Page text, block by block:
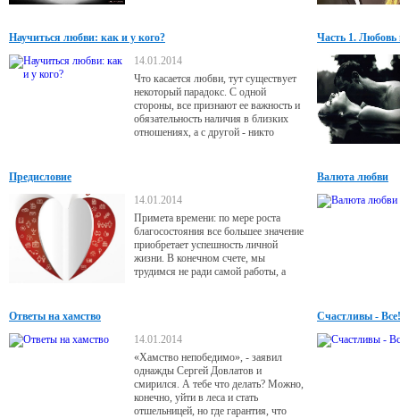
Научиться любви: как и у кого?
14.01.2014
Что касается любви, тут существует
некоторый парадокс. С одной
стороны, все признают ее важность и
обязательность наличия в близких
отношениях, а с другой - никто
Часть 1.
Предисловие
14.01.2014
Примета времени: по мере роста
благосостояния все большее значение
приобретает успешность личной
жизни. В конечном счете, мы
трудимся не ради самой работы, а
останемся функциональной единицей,
больной трудоголизмом.
Валюта любви
Ответы на хамство
14.01.2014
«Хамство непобедимо», - заявил
однажды Сергей Довлатов и
смирился. А тебе что делать? Можно,
конечно, уйти в леса и стать
отшельницей, но где гарантия, что
Счастливы - Все!